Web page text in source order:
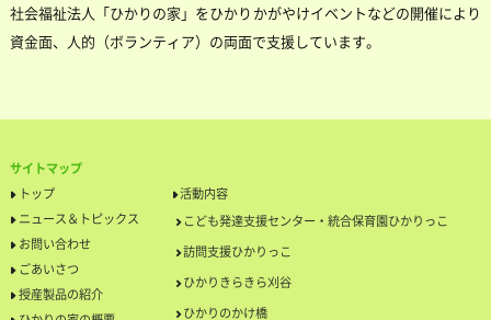
社会福祉法人「ひかりの家」をひかりかがやけイベントなどの開催により
資金面、人的（ボランティア）の両面で支援しています。
サイトマップ
トップ
ニュース＆トピックス
お問い合わせ
ごあいさつ
授産製品の紹介
活動内容
こども発達支援センター・統合保育園ひかりっこ
訪問支援ひかりっこ
ひかりきらきら刈谷
ひかりのかけ橋